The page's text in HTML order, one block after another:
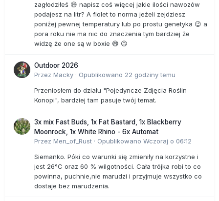
zagłodziłeś 😅 napisz coś więcej jakie ilości nawozów
podajesz na litr? A fiolet to norma jeżeli zejdziesz
poniżej pewnej temperatury lub po prostu genetyka 😉 a
pora roku nie ma nic do znaczenia tym bardziej że
widzę że one są w boxie 😅 😉
Outdoor 2026
Przez Macky · Opublikowano 22 godziny temu
Przeniosłem do działu "Pojedyncze Zdjęcia Roślin
Konopi", bardziej tam pasuje twój temat.
3x mix Fast Buds, 1x Fat Bastard, 1x Blackberry
Moonrock, 1x White Rhino - 6x Automat
Przez Men_of_Rust · Opublikowano Wczoraj o 06:12
Siemanko. Póki co warunki się zmieniły na korzystne i
jest 26°C oraz 60 % wilgotności. Cała trójka robi to co
powinna, puchnie,nie marudzi i przyjmuje wszystko co
dostaje bez marudzenia.